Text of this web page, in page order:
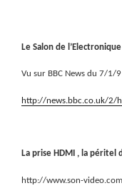
Le Salon de
Vu sur BBC News du 7/1/9
http://news.bbc.co.uk/2/
La prise HDMI , la
http://www.son-